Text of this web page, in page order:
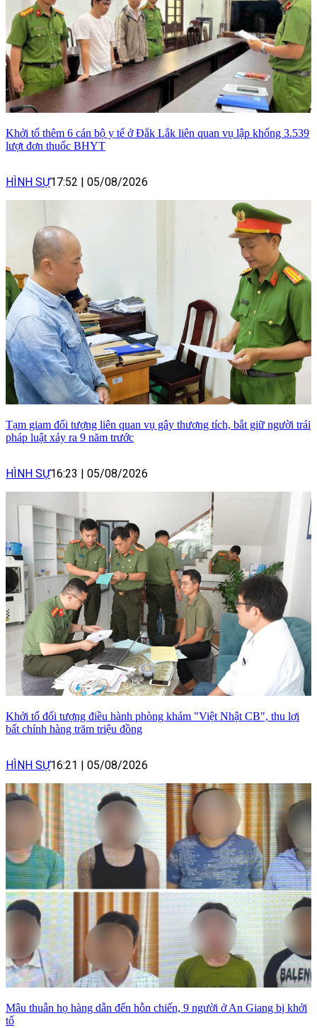
Khởi tố thêm 6 cán bộ y tế ở Đắk Lắk liên quan vụ lập khống 3.539
lượt đơn thuốc BHYT
HÌNH SỰ17:52 05/08/2026
Tạm giam đối tượng liên quan vụ gây thương tích, bắt giữ người trái
pháp luật xảy ra 9 năm trước
HÌNH SỰ16:23 05/08/2026
Khởi tố đối tượng điều hành phòng khám "Việt Nhật CB", thu lợi
bất chính hàng trăm triệu đồng
HÌNH SỰ16:21 05/08/2026
Mâu thuẫn họ hàng dẫn đến hỗn chiến, 9 người ở An Giang bị khởi
tố